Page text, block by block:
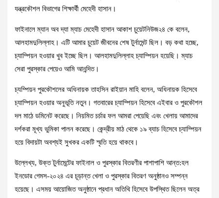
যন্ত্রকৌশল বিভাগের শিক্ষার্থী মেহেদী হাসান।
ফাইনালে ম্যান অব দ্যা ম্যাচ মেহেদী হাসান আকাশ চুয়েটনিউজ২৪ কে বলেন,
আলহামদুলিল্লাহ। এটি আমার চুয়েট জীবনের শেষ টুর্নামেন্ট ছিল। বড় কথা হচ্ছে,
চ্যাম্পিয়ন হওয়ার খুব ইচ্ছে ছিল। আলহামদুলিল্লাহ চ্যাম্পিয়ন হয়েছি। ম্যাচ
সেরা পুরস্কার পেয়েও আমি আনন্দিত।
চ্যম্পিয়ন পুরকৌশলের অধিনায়ক তাহসিন রাইয়ান মাহি বলেন, অধিনায়ক হিসেবে
চ্যাম্পিয়ন হওয়ার অনুভূতি নতুন। গতবারের চ্যাম্পিয়ন হিসেবে এইবার ও পুরকৌশল
দল মাঠে ডমিনেট করেছে। নিয়মিত চর্চার ফল আমরা পেয়েছি এবং খেলায় আমাদের
দর্শকরা মূখ্য ভুমিকা পালন করেছে। কেন্দ্রীয় মাঠ থেকে ১৯ ব্যাচ হিসেবে চ্যাম্পিয়ন
হয়ে বিদায়টা অবশ্যই সুখকর একটি স্মৃতি হয়ে থাকবে।
উল্লেখ্য, উক্ত টুর্নামেন্টের ফাইনাল ও পুরস্কার বিতরণীর পাশাপাশি আন্ত:হল
ইনডোর গেমস-২০২৪ এর চূড়ান্ত খেলা ও পুরস্কার বিতরণ অনুষ্ঠানও সম্পন্ন
হয়েছে। এসময় আয়োজিত অনুষ্ঠানে প্রধান অতিথি হিসেবে উপস্থিত ছিলেন অত্র